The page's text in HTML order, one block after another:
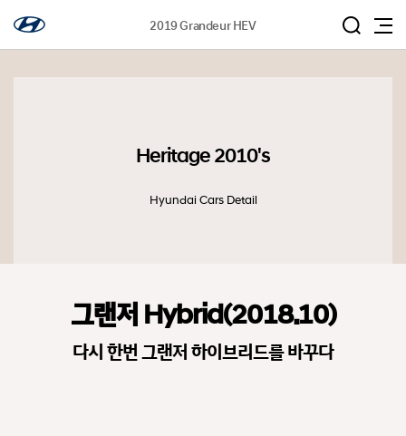
2019 Grandeur HEV
Heritage 2010's
Hyundai Cars Detail
그랜저 Hybrid(2018.10)
다시 한번 그랜저 하이브리드를 바꾸다